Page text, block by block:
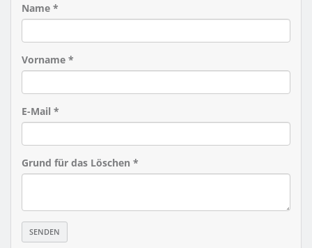
Name *
Vorname *
E-Mail *
Grund für das Löschen *